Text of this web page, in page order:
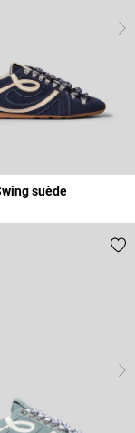
suède
Rating